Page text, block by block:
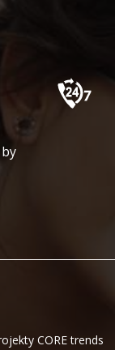
CORE trends